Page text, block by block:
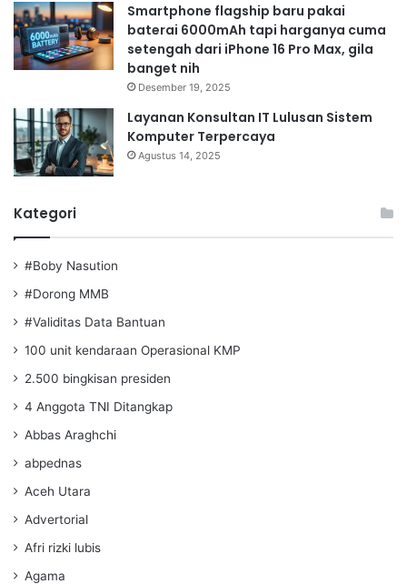
Smartphone flagship baru pakai
baterai 6000mAh tapi harganya cuma
setengah dari iPhone 16 Pro Max, gila
banget nih
Desember 19, 2025
Layanan Konsultan IT Lulusan Sistem
Komputer Terpercaya
Agustus 14, 2025
Kategori
#Boby Nasution
#Dorong MMB
#Validitas Data Bantuan
100 unit kendaraan Operasional KMP
2.500 bingkisan presiden
4 Anggota TNI Ditangkap
Abbas Araghchi
abpednas
Aceh Utara
Advertorial
Afri rizki lubis
Agama